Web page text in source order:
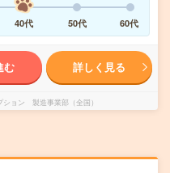
40代 50代 60代
む 詳しく見る
ョン 製造事業部（全国）